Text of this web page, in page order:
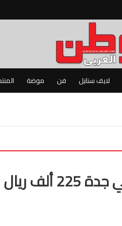
لايف ستايل فن موضة
لجنة الانضباط تغرم أهلي جدة 225 ألف ريال